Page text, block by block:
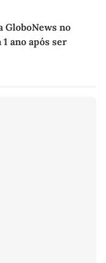
GloboNews no
ano após ser